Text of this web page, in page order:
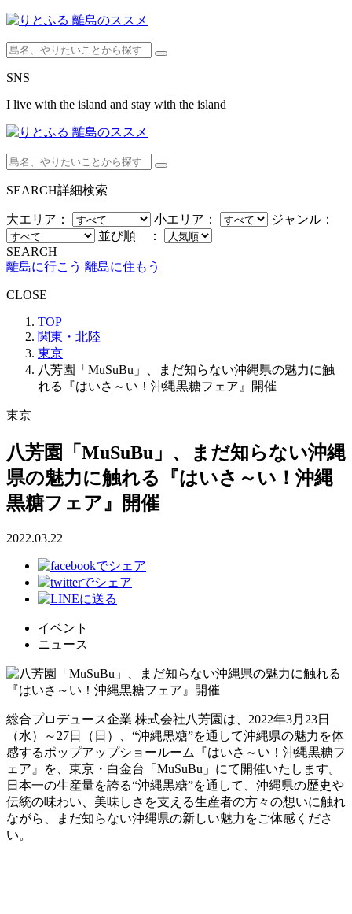
SNS
I live with the island and stay with the island
SEARCH詳細検索
大エリア： 小エリア：
ジャンル：
並び順 ：
SEARCH
離島に行こう 離島に住もう
CLOSE
TOP
関東・北陸
東京
八芳園「MuSuBu」、まだ知らない沖縄県の魅力に触
れる『はいさ～い！沖縄黒糖フェア』開催
東京
八芳園「MuSuBu」、まだ知らない沖縄
県の魅力に触れる『はいさ～い！沖縄
黒糖フェア』開催
2022.03.22
イベント
ニュース
総合プロデュース企業 株式会社八芳園は、2022年3月23日
（水）～27日（日）、“沖縄黒糖”を通して沖縄県の魅力を体
感するポップアップショールーム『はいさ～い！沖縄黒糖フ
ェア』を、東京・白金台「MuSuBu」にて開催いたします。
日本一の生産量を誇る“沖縄黒糖”を通して、沖縄県の歴史や
伝統の味わい、美味しさを支える生産者の方々の想いに触れ
ながら、まだ知らない沖縄県の新しい魅力をご体感くださ
い。